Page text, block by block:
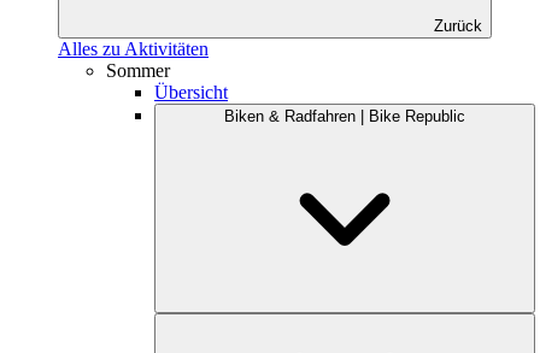
Zurück
Alles zu Aktivitäten
Sommer
Übersicht
Biken & Radfahren | Bike Republic